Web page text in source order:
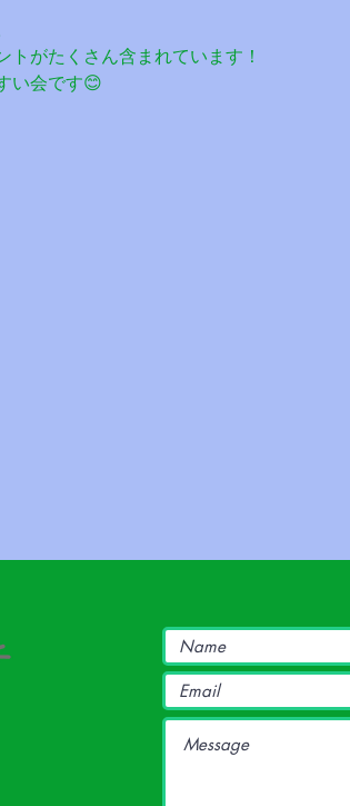
がたくさん含まれています！
い会です😊